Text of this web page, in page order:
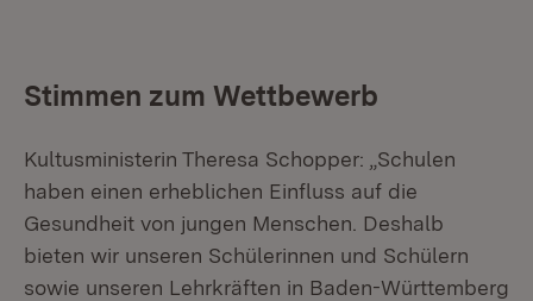
Stimmen zum Wettbewerb
Kultusministerin Theresa Schopper: „Schulen
haben einen erheblichen Einfluss auf die
Gesundheit von jungen Menschen. Deshalb
bieten wir unseren Schülerinnen und Schülern
sowie unseren Lehrkräften in Baden-Württemberg